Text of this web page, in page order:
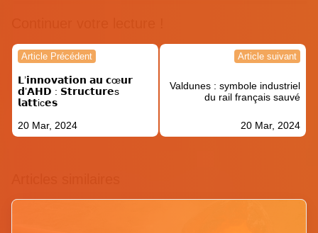
Navigation
l’article
Article Précédent
𝗟’𝗶𝗻𝗻𝗼𝘃𝗮𝘁𝗶𝗼𝗻 𝗮𝘂 𝗰œ𝘂𝗿
𝗱’𝗔𝗛𝗗 : 𝗦𝘁𝗿𝘂𝗰𝘁𝘂𝗿𝗲s
𝗹𝗮𝘁𝘁ic𝗲𝘀
20 Mar, 2024
Article suivant
Valdunes : symbole industriel
du rail français sauvé
20 Mar, 2024